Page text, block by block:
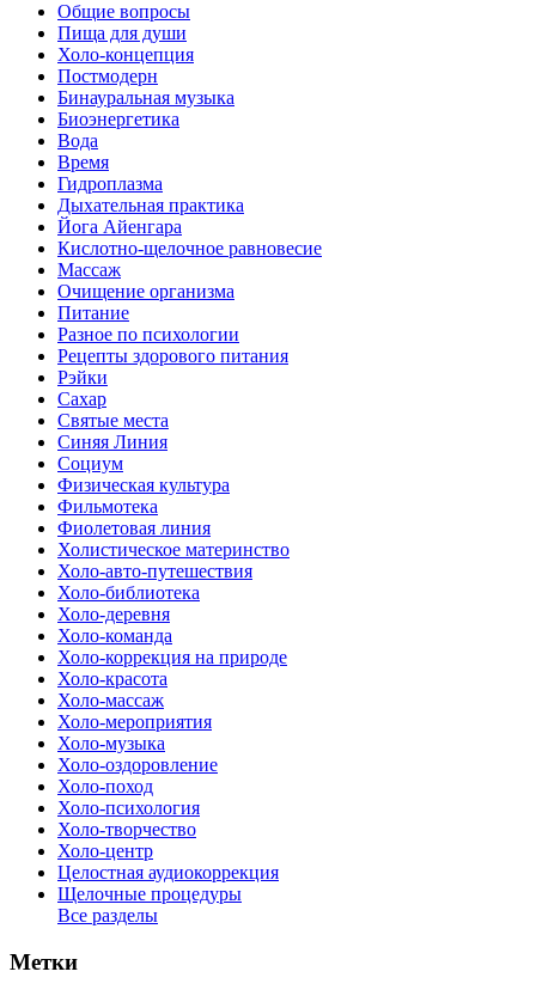
Общие вопросы
Пища для души
Холо-концепция
Постмодерн
Бинауральная музыка
Биоэнергетика
Вода
Время
Гидроплазма
Дыхательная практика
Йога Айенгара
Кислотно-щелочное равновесие
Массаж
Очищение организма
Питание
Разное по психологии
Рецепты здорового питания
Рэйки
Сахар
Святые места
Синяя Линия
Социум
Физическая культура
Фильмотека
Фиолетовая линия
Холистическое материнство
Холо-авто-путешествия
Холо-библиотека
Холо-деревня
Холо-команда
Холо-коррекция на природе
Холо-красота
Холо-массаж
Холо-мероприятия
Холо-музыка
Холо-оздоровление
Холо-поход
Холо-психология
Холо-творчество
Холо-центр
Целостная аудиокоррекция
Щелочные процедуры
Все разделы
Метки